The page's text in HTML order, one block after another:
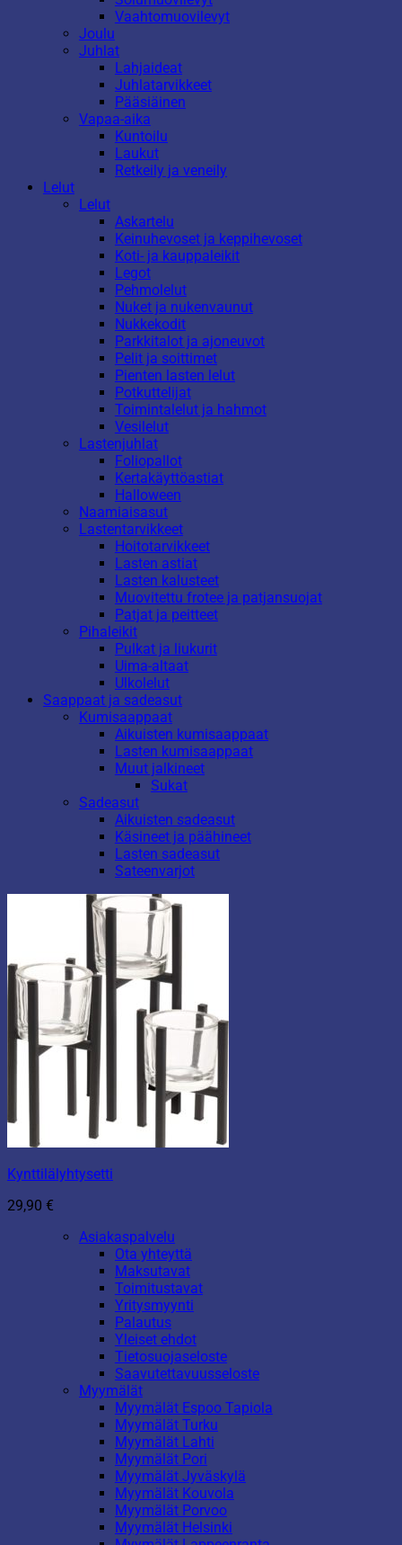
Vaahtomuovilevyt
Joulu
Juhlat
Lahjaideat
Juhlatarvikkeet
Pääsiäinen
Vapaa-aika
Kuntoilu
Laukut
Retkeily ja veneily
Lelut
Lelut
Askartelu
Keinuhevoset ja keppihevoset
Koti- ja kauppaleikit
Legot
Pehmolelut
Nuket ja nukenvaunut
Nukkekodit
Parkkitalot ja ajoneuvot
Pelit ja soittimet
Pienten lasten lelut
Potkuttelijat
Toimintalelut ja hahmot
Vesilelut
Lastenjuhlat
Foliopallot
Kertakäyttöastiat
Halloween
Naamiaisasut
Lastentarvikkeet
Hoitotarvikkeet
Lasten astiat
Lasten kalusteet
Muovitettu frotee ja patjansuojat
Patjat ja peitteet
Pihaleikit
Pulkat ja liukurit
Uima-altaat
Ulkolelut
Saappaat ja sadeasut
Kumisaappaat
Aikuisten kumisaappaat
Lasten kumisaappaat
Muut jalkineet
Sukat
Sadeasut
Aikuisten sadeasut
Käsineet ja päähineet
Lasten sadeasut
Sateenvarjot
Kynttilälyhtysetti
29,90 €
Asiakaspalvelu
Ota yhteyttä
Maksutavat
Toimitustavat
Yritysmyynti
Palautus
Yleiset ehdot
Tietosuojaseloste
Saavutettavuusseloste
Myymälät
Myymälät Espoo Tapiola
Myymälät Turku
Myymälät Lahti
Myymälät Pori
Myymälät Jyväskylä
Myymälät Kouvola
Myymälät Porvoo
Myymälät Helsinki